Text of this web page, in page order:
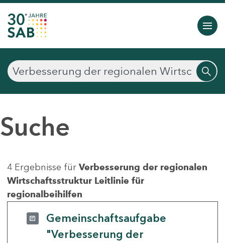
Suche
4 Ergebnisse für Verbesserung der regionalen
Wirtschaftsstruktur Leitlinie für
regionalbeihilfen
Gemeinschaftsaufgabe
"Verbesserung der